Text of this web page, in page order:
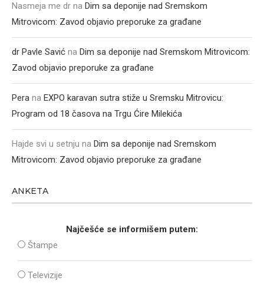
Nasmeja me dr na Dim sa deponije nad Sremskom
Mitrovicom: Zavod objavio preporuke za građane
dr Pavle Savić na Dim sa deponije nad Sremskom Mitrovicom:
Zavod objavio preporuke za građane
Pera na EXPO karavan sutra stiže u Sremsku Mitrovicu:
Program od 18 časova na Trgu Ćire Milekića
Hajde svi u setnju na Dim sa deponije nad Sremskom
Mitrovicom: Zavod objavio preporuke za građane
ANKETA
Najčešće se informišem putem:
Štampe
Televizije